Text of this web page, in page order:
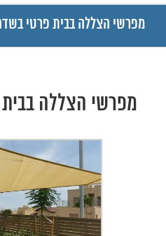
מפרשי הצללה בבית פרטי
מפרשי הצללה